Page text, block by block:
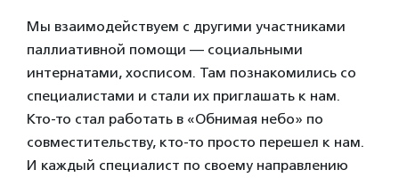
Мы взаимодействуем с другими участниками
паллиативной помощи — социальными
интернатами, хосписом. Там познакомились со
специалистами и стали их приглашать к нам.
Кто-то стал работать в «Обнимая небо» по
совместительству, кто-то просто перешел к нам.
И каждый специалист по своему направлению